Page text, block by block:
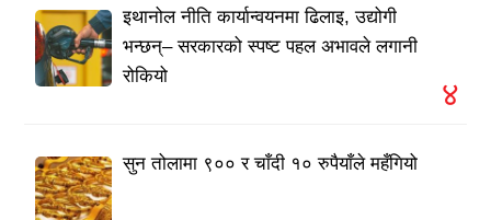
इथानोल नीति कार्यान्वयनमा ढिलाइ, उद्योगी
भन्छन्– सरकारको स्पष्ट पहल अभावले लगानी
रोकियो
४
सुन तोलामा ९०० र चाँदी १० रुपैयाँले महँगियो